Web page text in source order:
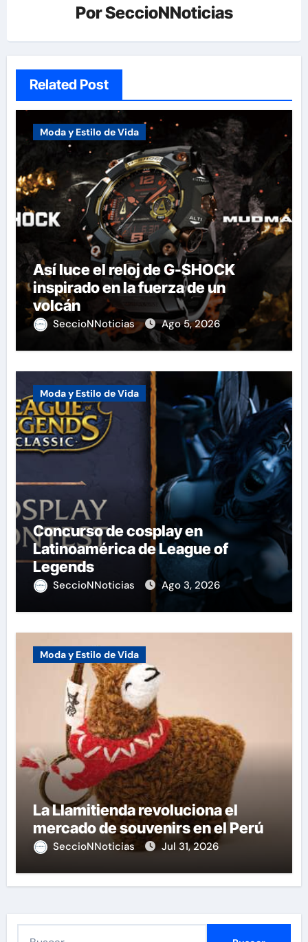
PorSeccioNNoticias
Related Post
Moda y Estilo de Vida
Así luce el reloj de G-SHOCK
inspirado en la fuerza de un
volcán
SeccioNNoticias Ago 5, 2026
Moda y Estilo de Vida
Concurso de cosplay en
Latinoamérica de League of
Legends
SeccioNNoticias Ago 3, 2026
Moda y Estilo de Vida
La Llamitienda revoluciona el
mercado de souvenirs en el Perú
SeccioNNoticias Jul 31, 2026